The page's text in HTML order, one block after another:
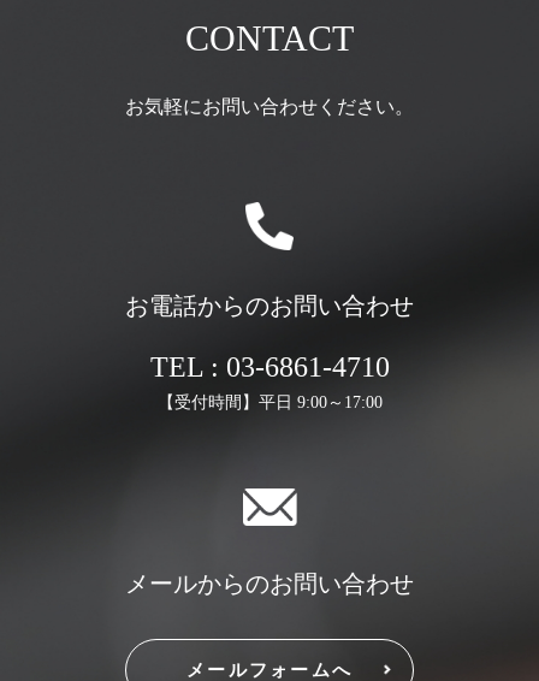
CONTACT
お気軽にお問い合わせください。
お電話からのお問い合わせ
TEL : 03-6861-4710
【受付時間】平日 9:00～17:00
メールからのお問い合わせ
メールフォームへ